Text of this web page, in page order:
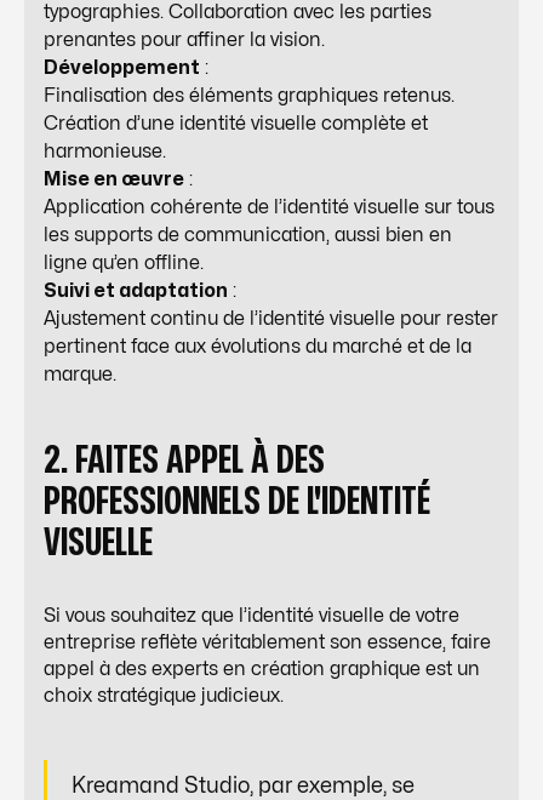
typographies. Collaboration avec les parties
prenantes pour affiner la vision.
Développement :
Finalisation des éléments graphiques retenus.
Création d’une identité visuelle complète et
harmonieuse.
Mise en œuvre :
Application cohérente de l’identité visuelle sur tous
les supports de communication, aussi bien en
ligne qu’en offline.
Suivi et adaptation :
Ajustement continu de l’identité visuelle pour rester
pertinent face aux évolutions du marché et de la
marque.
2. FAITES APPEL À DES
PROFESSIONNELS DE L'IDENTITÉ
VISUELLE
Si vous souhaitez que l’identité visuelle de votre
entreprise reflète véritablement son essence, faire
appel à des experts en création graphique est un
choix stratégique judicieux.
Kreamand Studio, par exemple, se